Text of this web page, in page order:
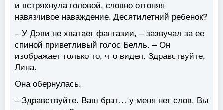
и встряхнула головой, словно отгоняя
навязчивое наваждение. Десятилетний ребенок?
– У Дэви не хватает фантазии, – зазвучал за ее
спиной приветливый голос Белль. – Он
изображает только то, что видел. Здравствуйте,
Лина.
Она обернулась.
– Здравствуйте. Ваш брат… у меня нет слов. Вы